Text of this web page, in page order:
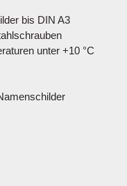
bis DIN A3
unter +10 °C